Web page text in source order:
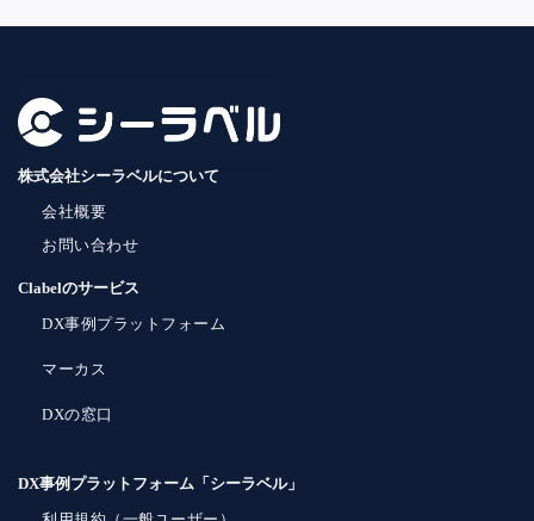
株式会社シーラベルについて
会社概要
お問い合わせ
Clabelのサービス
DX事例プラットフォーム
マーカス
DXの窓口
DX事例プラットフォーム「シーラベル」